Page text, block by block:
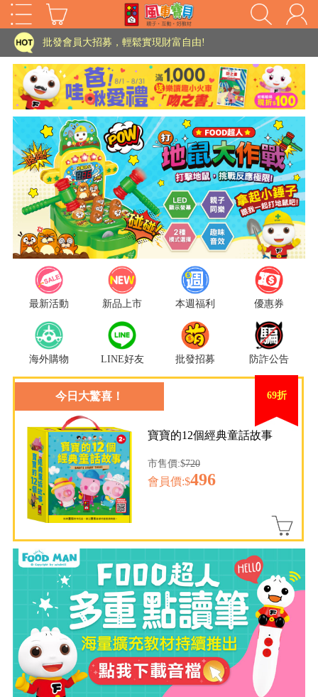
HOT
家長樂了!「風車書版集團暨FOOD超人企業總部」目前正興建中!
批發會員大招募，輕鬆實現財富自由!
如需更改或重開發票 需在訂單成立三天內通知客服 寄回發票需附上回郵郵票
老師您好!!幼教會員火熱招募中~
海外購物免煩惱！點我查看『海外購物流程說明』
家長樂了!「風車書版集團暨FOOD超人企業總部」目前正興建中!
批發會員大招募，輕鬆實現財富自由!
如需更改或重開發票 需在訂單成立三天內通知客服 寄回發票需附上回郵郵票
老師您好!!幼教會員火熱招募中~
海外購物免煩惱！點我查看『海外購物流程說明』
最新活動 新品上市 本週福利 優惠券
海外購物 LINE好友 批發招募 防詐公告
今日大驚喜！ 69折
寶寶的12個經典童話故事
市售價:$720
會員價:$496